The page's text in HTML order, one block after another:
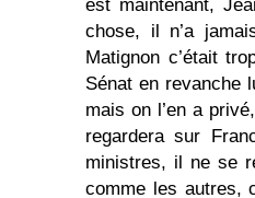
est maintenant,
chose, il n’a
Matignon c’était
Sénat en revanche
mais on l’en a
regardera sur
ministres, il ne se
comme les autres,